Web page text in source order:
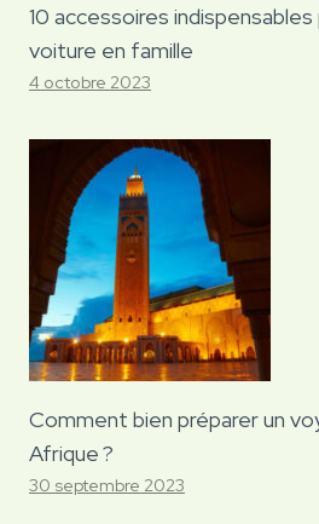
10 accessoires
voiture en famille
4 octobre 2023
Comment bien préparer un
Afrique ?
30 septembre 2023